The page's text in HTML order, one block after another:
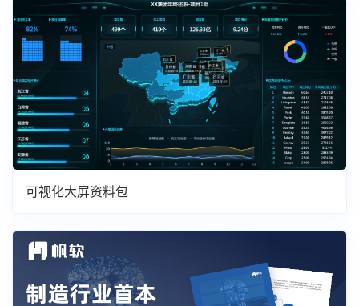
可视化大屏资料包